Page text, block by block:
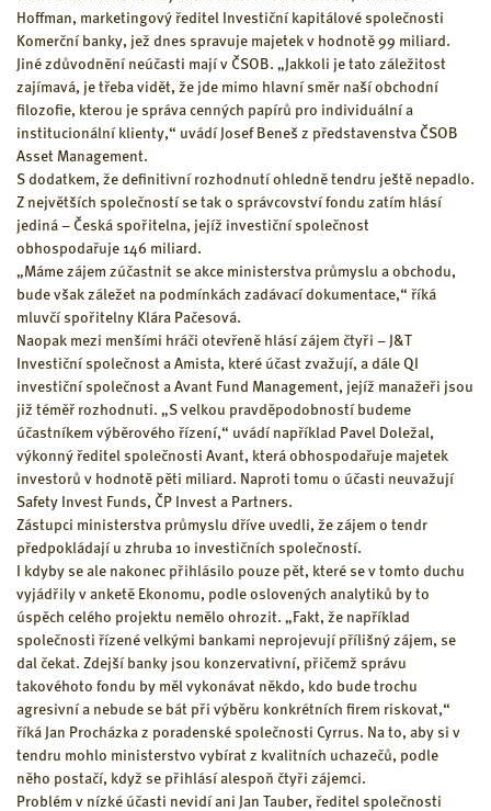
Hoffman, marketingový ředitel Investiční kapitálové společnosti
Komerční banky, jež dnes spravuje majetek v hodnotě 99 miliard.
Jiné zdůvodnění neúčasti mají v ČSOB. „Jakkoli je tato záležitost
zajímavá, je třeba vidět, že jde mimo hlavní směr naší obchodní
filozofie, kterou je správa cenných papírů pro individuální a
institucionální klienty,“ uvádí Josef Beneš z představenstva ČSOB
Asset Management.
S dodatkem, že definitivní rozhodnutí ohledně tendru ještě nepadlo.
Z největších společností se tak o správcovství fondu zatím hlásí
jediná – Česká spořitelna, jejíž investiční společnost
obhospodařuje 146 miliard.
„Máme zájem zúčastnit se akce ministerstva průmyslu a obchodu,
bude však záležet na podmínkách zadávací dokumentace,“ říká
mluvčí spořitelny Klára Pačesová.
Naopak mezi menšími hráči otevřeně hlásí zájem čtyři – J&T
Investiční společnost a Amista, které účast zvažují, a dále QI
investiční společnost a Avant Fund Management, jejíž manažeři jsou
již téměř rozhodnuti. „S velkou pravděpodobností budeme
účastníkem výběrového řízení,“ uvádí například Pavel Doležal,
výkonný ředitel společnosti Avant, která obhospodařuje majetek
investorů v hodnotě pěti miliard. Naproti tomu o účasti neuvažují
Safety Invest Funds, ČP Invest a Partners.
Zástupci ministerstva průmyslu dříve uvedli, že zájem o tendr
předpokládají u zhruba 10 investičních společností.
I kdyby se ale nakonec přihlásilo pouze pět, které se v tomto duchu
vyjádřily v anketě Ekonomu, podle oslovených analytiků by to
úspěch celého projektu nemělo ohrozit. „Fakt, že například
společnosti řízené velkými bankami neprojevují přílišný zájem, se
dal čekat. Zdejší banky jsou konzervativní, přičemž správu
takovéhoto fondu by měl vykonávat někdo, kdo bude trochu
agresivní a nebude se bát při výběru konkrétních firem riskovat,“
říká Jan Procházka z poradenské společnosti Cyrrus. Na to, aby si v
tendru mohlo ministerstvo vybírat z kvalitních uchazečů, podle
něho postačí, když se přihlásí alespoň čtyři zájemci.
Problém v nízké účasti nevidí ani Jan Tauber, ředitel společnosti